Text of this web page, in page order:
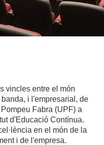
vincles entre el món
i l'empresarial, de
Fabra (UPF) a
d'Educació Contínua.
en el món de la
i de l'empresa.